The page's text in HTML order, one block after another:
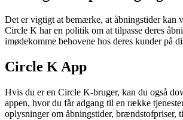
Det er vigtigt at bemærke, at åbningstider kan
Circle K har en politik om at tilpasse deres
imødekomme behovene hos deres kunder på
Circle K App
Hvis du er en Circle K-bruger, kan du også
appen, hvor du får adgang til en række
oplysninger om åbningstider, brændstofpriser,